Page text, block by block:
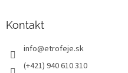
Kontakt
info@etrofeje.sk
(+421) 940 610 310